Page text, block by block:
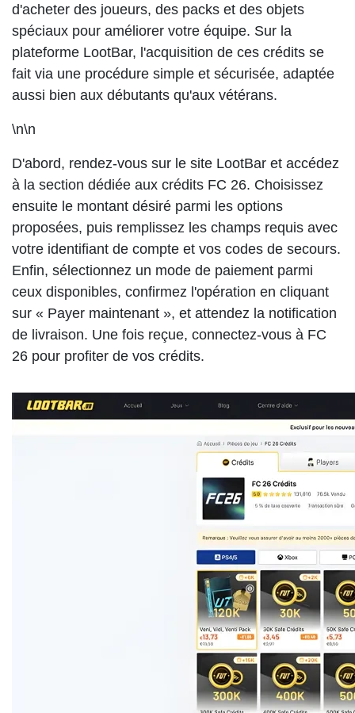
d'acheter des joueurs, des packs et des objets
spéciaux pour améliorer votre équipe. Sur la
plateforme LootBar, l'acquisition de ces crédits se
fait via une procédure simple et sécurisée, adaptée
aussi bien aux débutants qu'aux vétérans.
\n\n
D'abord, rendez-vous sur le site LootBar et accédez
à la section dédiée aux crédits FC 26. Choisissez
ensuite le montant désiré parmi les options
proposées, puis remplissez les champs requis avec
votre identifiant de compte et vos codes de secours.
Enfin, sélectionnez un mode de paiement parmi
ceux disponibles, confirmez l'opération en cliquant
sur « Payer maintenant », et attendez la notification
de livraison. Une fois reçue, connectez-vous à FC
26 pour profiter de vos crédits.